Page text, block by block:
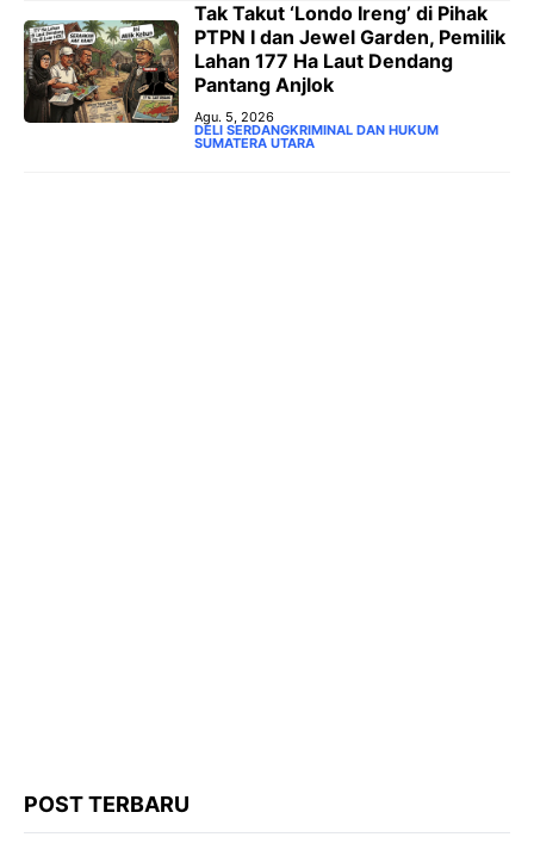
Tak Takut ‘Londo Ireng’ di Pihak
PTPN I dan Jewel Garden, Pemilik
Lahan 177 Ha Laut Dendang
Pantang Anjlok
Agu. 5, 2026
DELI SERDANGKRIMINAL DAN HUKUM
SUMATERA UTARA
POST TERBARU